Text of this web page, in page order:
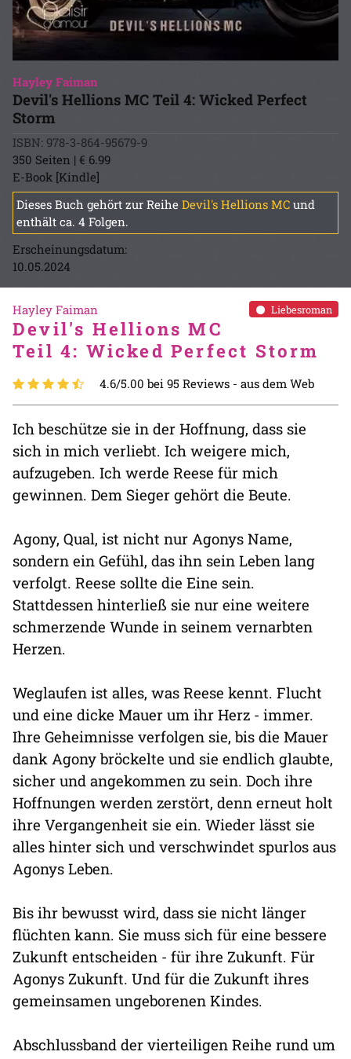
Hayley Faiman
Devil's Hellions MC Teil 4: Wicked Perfect
Storm
ISBN: 978-3-864-95679-9
350 Seiten | € 6.99
E-Book [Kindle]
Dieses Buch gehört zur Reihe Devil's Hellions MC und
enthält ca. 4 Folgen.
Erscheinungsdatum:
10.05.2024
Liebesroman
Hayley Faiman
Devil's Hellions MC
Teil 4: Wicked Perfect Storm
4.6/5.00 bei 95 Reviews - aus dem Web
Ich beschütze sie in der Hoffnung, dass sie
sich in mich verliebt. Ich weigere mich,
aufzugeben. Ich werde Reese für mich
gewinnen. Dem Sieger gehört die Beute.
Agony, Qual, ist nicht nur Agonys Name,
sondern ein Gefühl, das ihn sein Leben lang
verfolgt. Reese sollte die Eine sein.
Stattdessen hinterließ sie nur eine weitere
schmerzende Wunde in seinem vernarbten
Herzen.
Weglaufen ist alles, was Reese kennt. Flucht
und eine dicke Mauer um ihr Herz - immer.
Ihre Geheimnisse verfolgen sie, bis die Mauer
dank Agony bröckelte und sie endlich glaubte,
sicher und angekommen zu sein. Doch ihre
Hoffnungen werden zerstört, denn erneut holt
ihre Vergangenheit sie ein. Wieder lässt sie
alles hinter sich und verschwindet spurlos aus
Agonys Leben.
Bis ihr bewusst wird, dass sie nicht länger
flüchten kann. Sie muss sich für eine bessere
Zukunft entscheiden - für ihre Zukunft. Für
Agonys Zukunft. Und für die Zukunft ihres
gemeinsamen ungeborenen Kindes.
Abschlussband der vierteiligen Reihe rund um